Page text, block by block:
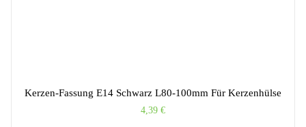
Kerzen-Fassung E14 Schwarz L80-100mm Für Kerzenhülse
4,39 €